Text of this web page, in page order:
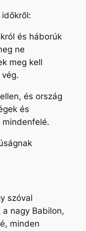
és háborúk
ne
meg kell
és ország
és
szóval
nagy Babilon,
minden